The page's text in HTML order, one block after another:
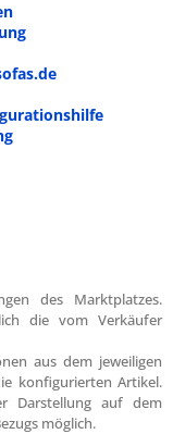
des Marktplatzes.
die vom Verkäufer
aus dem jeweiligen
konfigurierten Artikel.
Darstellung auf dem
möglich.